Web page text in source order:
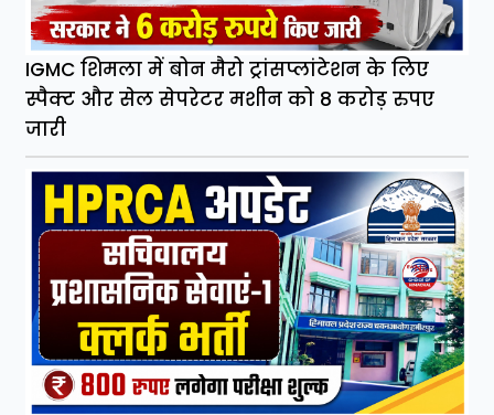
IGMC शिमला में बोन मैरो ट्रांसप्लांटेशन के लिए
स्पैक्ट और सेल सेपरेटर मशीन को 8 करोड़ रुपए
जारी